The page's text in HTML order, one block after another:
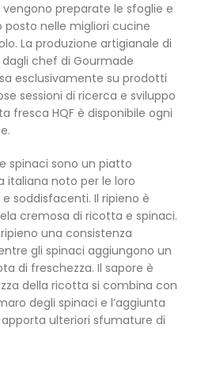
preparate le sfoglie e
nelle migliori cucine
La produzione artigianale di
chef di Gourmade
esclusivamente su prodotti
sessioni di ricerca e sviluppo
fresca HQF è disponibile ogni
spinaci sono un piatto
italiana noto per le loro
soddisfacenti. Il ripieno è
cremosa di ricotta e spinaci.
una consistenza
gli spinaci aggiungono un
di freschezza. Il sapore è
della ricotta si combina con
degli spinaci e l’aggiunta
ulteriori sfumature di